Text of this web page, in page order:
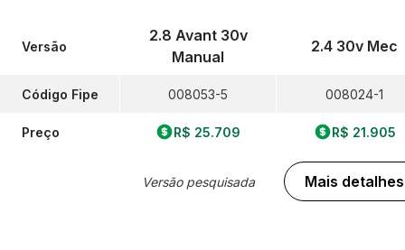
Versão
Código Fipe
Preço
2.8 Avant 30v
Manual
008053-5
R$ 25.709
Versão pesquisada
2.4 30v Mec
008024-1
R$ 21.905
Mais detalhes